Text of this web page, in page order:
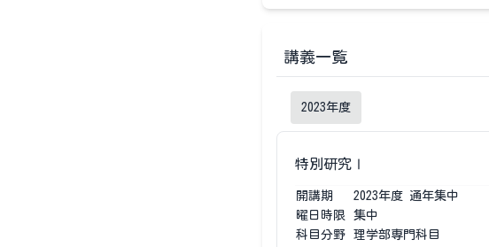
講義一覧
2023年度
特別研究Ⅰ
開講期 2023年度 通年集中
曜日時限
集中
科目分野
理学部専門科目